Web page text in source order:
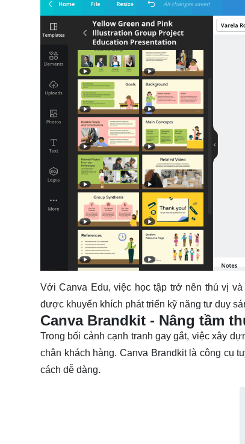
Với Canva Edu, việc học tập trở nên thú vị
được khuyến khích phát triển kỹ năng tư duy
Canva Brandkit - Nâng tầm
Trong bối cảnh cạnh tranh gay gắt, việc xây
chân khách hàng. Canva Brandkit là công cụ
cách dễ dàng.